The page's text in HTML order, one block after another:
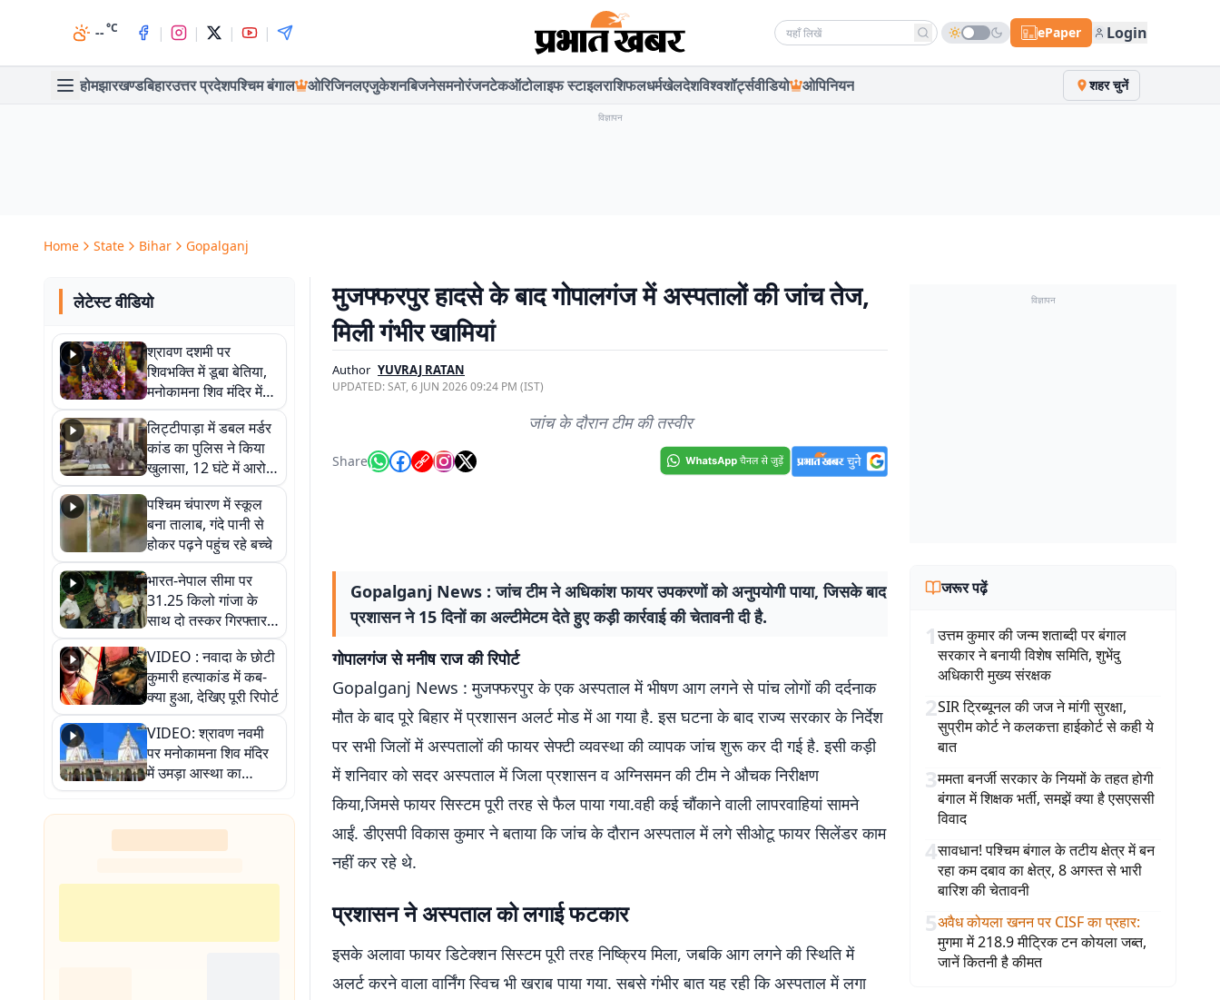
--°C | | | | Search news ePaper Login
होमझारखण्डबिहारउत्तर प्रदेशपश्चिम बंगाल ओरिजिनलएजुकेशनबिजनेसमनोरंजनटेकऑटोलाइफ स्टाइलराशिफलधर्मखेलदेशविश्वशॉर्ट्सवीडियो ओपिनियन शहर चुनें
विज्ञापन
Home State Bihar Gopalganj
लेटेस्ट वीडियो
श्रावण दशमी पर
शिवभक्ति में डूबा बेतिया,
मनोकामना शिव मंदिर में
हुआ भव्य श्रृंगार
लिट्टीपाड़ा में डबल मर्डर
कांड का पुलिस ने किया
खुलासा, 12 घंटे में आरोपी
गिरफ्तार
पश्चिम चंपारण में स्कूल
बना तालाब, गंदे पानी से
होकर पढ़ने पहुंच रहे बच्चे
भारत-नेपाल सीमा पर
31.25 किलो गांजा के
साथ दो तस्कर गिरफ्तार,
नेपाली नंबर की बाइक
जब्त
VIDEO : नवादा के छोटी
कुमारी हत्याकांड में कब-
क्या हुआ, देखिए पूरी रिपोर्ट
VIDEO: श्रावण नवमी
पर मनोकामना शिव मंदिर
में उमड़ा आस्था का
सैलाब, हर-हर महादेव के
जयघोष से गूंजा परिसर
मुजफ्फरपुर हादसे के बाद गोपालगंज में अस्पतालों की जांच तेज,
मिली गंभीर खामियां
Author YUVRAJ RATAN
UPDATED:SAT, 6 JUN 2026 09:24 PM (IST)
जांच के दौरान टीम की तस्वीर
Share
Gopalganj News : जांच टीम ने अधिकांश फायर उपकरणों को अनुपयोगी पाया, जिसके बाद
प्रशासन ने 15 दिनों का अल्टीमेटम देते हुए कड़ी कार्रवाई की चेतावनी दी है.
गोपालगंज से मनीष राज की रिपोर्ट
Gopalganj News : मुजफ्फरपुर के एक अस्पताल में भीषण आग लगने से पांच लोगों की दर्दनाक
मौत के बाद पूरे बिहार में प्रशासन अलर्ट मोड में आ गया है. इस घटना के बाद राज्य सरकार के निर्देश
पर सभी जिलों में अस्पतालों की फायर सेफ्टी व्यवस्था की व्यापक जांच शुरू कर दी गई है. इसी कड़ी
में शनिवार को सदर अस्पताल में जिला प्रशासन व अग्निसमन की टीम ने औचक निरीक्षण
किया,जिमसे फायर सिस्टम पूरी तरह से फैल पाया गया.वही कई चौंकाने वाली लापरवाहियां सामने
आईं. डीएसपी विकास कुमार ने बताया कि जांच के दौरान अस्पताल में लगे सीओटू फायर सिलेंडर काम
नहीं कर रहे थे.
प्रशासन ने अस्पताल को लगाई फटकार
इसके अलावा फायर डिटेक्शन सिस्टम पूरी तरह निष्क्रिय मिला, जबकि आग लगने की स्थिति में
अलर्ट करने वाला वार्निंग स्विच भी खराब पाया गया. सबसे गंभीर बात यह रही कि अस्पताल में लगा
विज्ञापन
जरूर पढ़ें
1उत्तम कुमार की जन्म शताब्दी पर बंगाल
सरकार ने बनायी विशेष समिति, शुभेंदु
अधिकारी मुख्य संरक्षक
2SIR ट्रिब्यूनल की जज ने मांगी सुरक्षा,
सुप्रीम कोर्ट ने कलकत्ता हाईकोर्ट से कही ये
बात
3ममता बनर्जी सरकार के नियमों के तहत होगी
बंगाल में शिक्षक भर्ती, समझें क्या है एसएससी
विवाद
4सावधान! पश्चिम बंगाल के तटीय क्षेत्र में बन
रहा कम दबाव का क्षेत्र, 8 अगस्त से भारी
बारिश की चेतावनी
5अवैध कोयला खनन पर CISF का प्रहार:
मुगमा में 218.9 मीट्रिक टन कोयला जब्त,
जानें कितनी है कीमत